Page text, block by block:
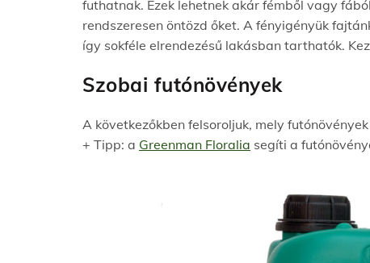
futhatnak. Ezek lehetnek akár fémből vagy
rendszeresen öntözd őket. A fényigényük
így sokféle elrendezésű lakásban tarthatók.
Szobai futónövények
A következőkben felsoroljuk, mely
+ Tipp: a Greenman Floralia segíti a